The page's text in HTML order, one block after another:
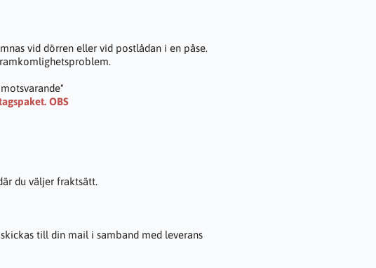
vid dörren eller vid postlådan i en påse.
OBS
du väljer fraktsätt.
till din mail i samband med leverans